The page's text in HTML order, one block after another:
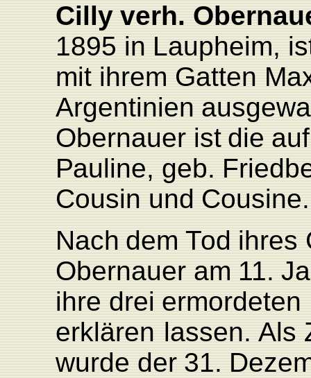
Cilly verh.
1895 in Laupheim,
mit ihrem Gatten
Argentinien
Obernauer ist die auf
Pauline,geb. Fried
Cousin und Cousine.
Nach dem Tod ihres
Obernauer am 11.
ihre drei ermordeten
erklären lassen. Als
wurde der 31.